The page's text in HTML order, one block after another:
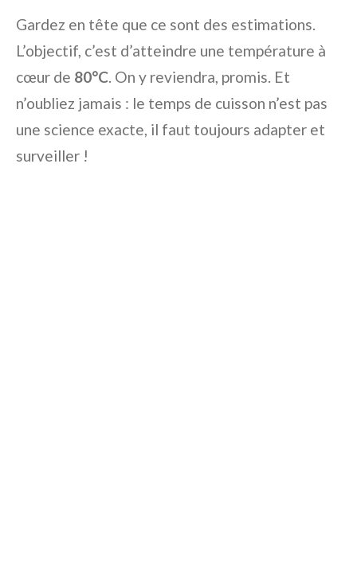
Gardez en tête que ce sont des estimations.
L’objectif, c’est d’atteindre une température à
cœur de 80°C . On y reviendra, promis. Et
n’oubliez jamais : le temps de cuisson n’est pas
une science exacte, il faut toujours adapter et
surveiller !